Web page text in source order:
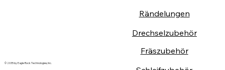
© 2035 by Eagle Rock Technologies, Inc.
Rändelungen
Drechselzubehör
Fräszubehör